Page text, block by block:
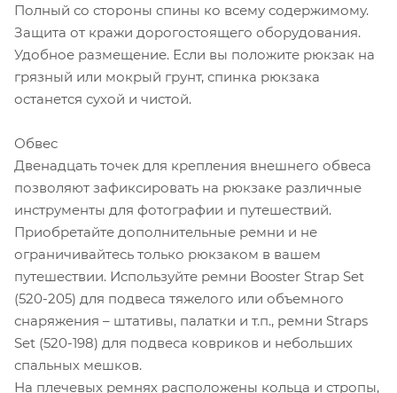
Полный со стороны спины ко всему содержимому.
Защита от кражи дорогостоящего оборудования.
Удобное размещение. Если вы положите рюкзак на
грязный или мокрый грунт, спинка рюкзака
останется сухой и чистой.
Обвес
Двенадцать точек для крепления внешнего обвеса
позволяют зафиксировать на рюкзаке различные
инструменты для фотографии и путешествий.
Приобретайте дополнительные ремни и не
ограничивайтесь только рюкзаком в вашем
путешествии. Используйте ремни Booster Strap Set
(520-205) для подвеса тяжелого или объемного
снаряжения – штативы, палатки и т.п., ремни Straps
Set (520-198) для подвеса ковриков и небольших
спальных мешков.
На плечевых ремнях расположены кольца и стропы,